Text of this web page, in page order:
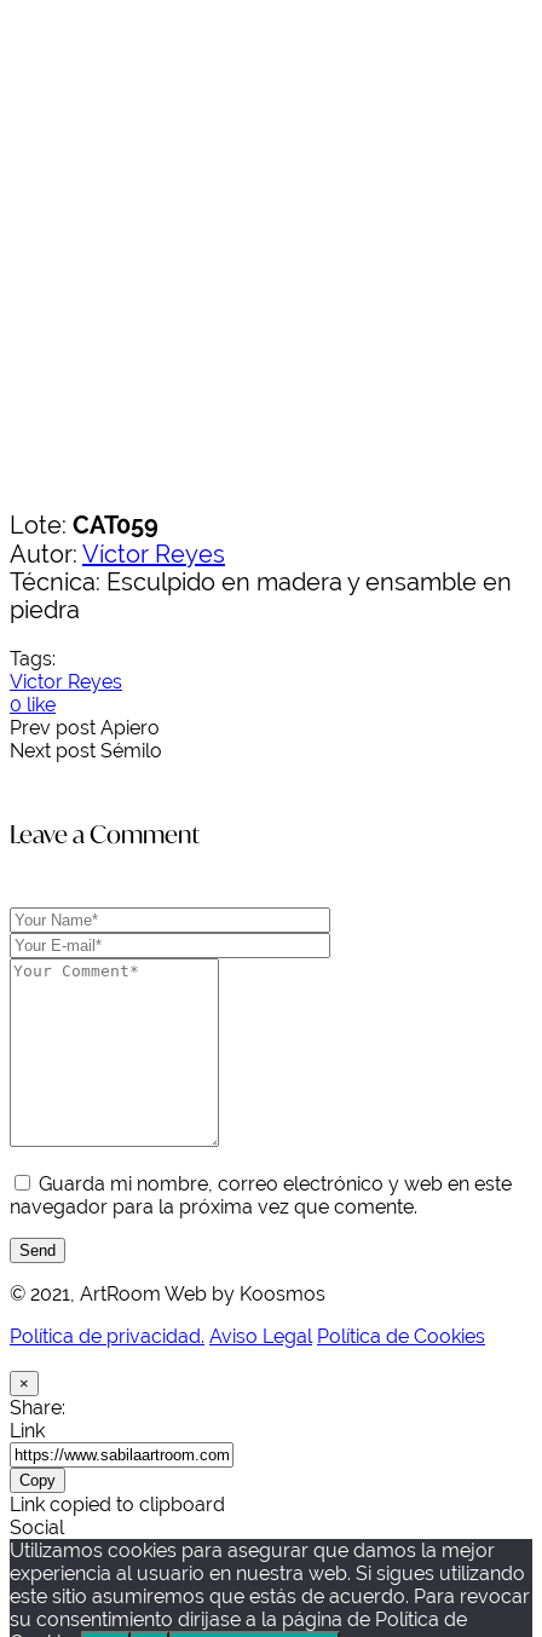
Lote: CAT059
Autor: Víctor Reyes
Técnica: Esculpido en madera y ensamble en
piedra
Tags:
Victor Reyes
0 like
Prev post Apiero
Next post Sémilo
Leave a Comment
Guarda mi nombre, correo electrónico y web en este
navegador para la próxima vez que comente.
Send
© 2021, ArtRoom Web by Koosmos
Política de privacidad. Aviso Legal Política de Cookies
×
Share:
Link
Copy
Link copied to clipboard
Social
Utilizamos cookies para asegurar que damos la mejor
experiencia al usuario en nuestra web. Si sigues utilizando
este sitio asumiremos que estás de acuerdo. Para revocar
su consentimiento dirijase a la página de Política de